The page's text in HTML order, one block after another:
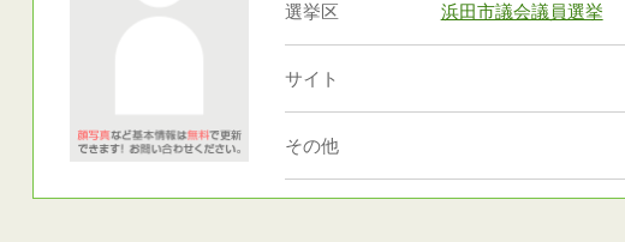
選挙区 浜田市議会議員選挙
サイト
その他